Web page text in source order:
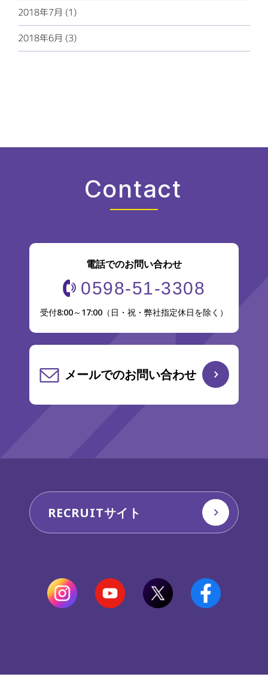
2018年7月 (1)
2018年6月 (3)
Contact
電話でのお問い合わせ
0598-51-3308
受付8:00～17:00（日・祝・弊社指定休日を除く）
メールでのお問い合わせ
RECRUITサイト